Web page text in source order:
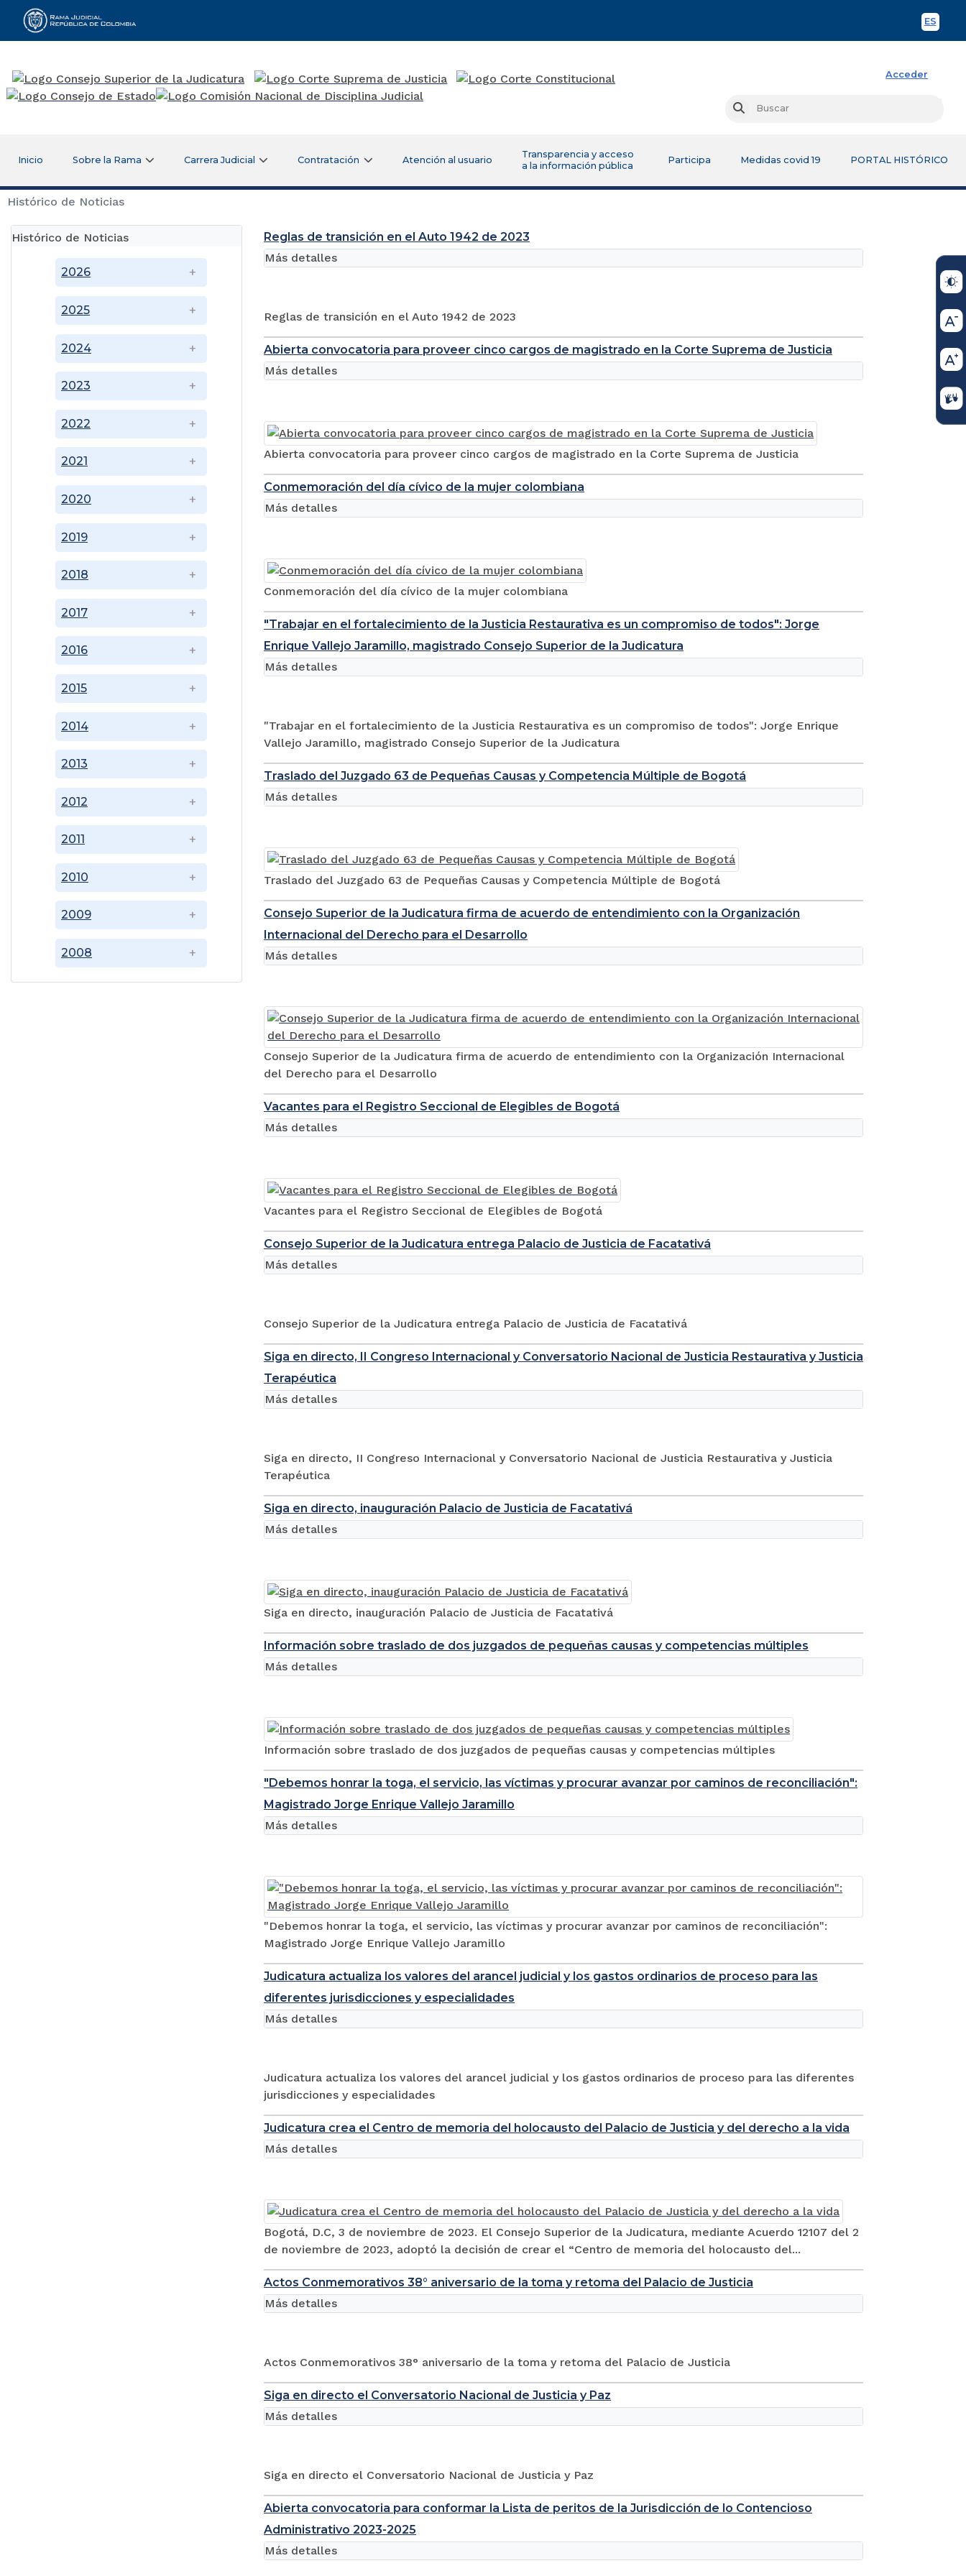
ES
Rama Judicial
Acceder
Buscar
Inicio Sobre la Rama Carrera Judicial Contratación Atención al usuario
Transparencia y acceso
a la información pública
Participa Medidas covid 19 PORTAL HISTÓRICO
Histórico de Noticias
Histórico de Noticias
2008
2009
2010
2011
2012
2013
2014
2015
2016
2017
2018
2019
2020
2021
2022
2023
2024
2025
2026
Reglas de transición en el Auto 1942 de 2023
Reglas de transición en el Auto 1942 de 2023
Más detalles
Abierta convocatoria para proveer cinco cargos de magistrado en la Corte Suprema de Justicia
Abierta convocatoria para proveer cinco cargos de magistrado en la Corte Suprema de Justicia
Más detalles
Conmemoración del día cívico de la mujer colombiana
Conmemoración del día cívico de la mujer colombiana
Más detalles
"Trabajar en el fortalecimiento de la Justicia Restaurativa es un compromiso de todos": Jorge
Enrique Vallejo Jaramillo, magistrado Consejo Superior de la Judicatura
"Trabajar en el fortalecimiento de la Justicia Restaurativa es un compromiso de todos": Jorge Enrique
Vallejo Jaramillo, magistrado Consejo Superior de la Judicatura
Más detalles
Traslado del Juzgado 63 de Pequeñas Causas y Competencia Múltiple de Bogotá
Traslado del Juzgado 63 de Pequeñas Causas y Competencia Múltiple de Bogotá
Más detalles
Consejo Superior de la Judicatura firma de acuerdo de entendimiento con la Organización
Internacional del Derecho para el Desarrollo
Consejo Superior de la Judicatura firma de acuerdo de entendimiento con la Organización Internacional
del Derecho para el Desarrollo
Más detalles
Vacantes para el Registro Seccional de Elegibles de Bogotá
Vacantes para el Registro Seccional de Elegibles de Bogotá
Más detalles
Consejo Superior de la Judicatura entrega Palacio de Justicia de Facatativá
Consejo Superior de la Judicatura entrega Palacio de Justicia de Facatativá
Más detalles
Siga en directo, II Congreso Internacional y Conversatorio Nacional de Justicia Restaurativa y Justicia
Terapéutica
Siga en directo, II Congreso Internacional y Conversatorio Nacional de Justicia Restaurativa y Justicia
Terapéutica
Más detalles
Siga en directo, inauguración Palacio de Justicia de Facatativá
Siga en directo, inauguración Palacio de Justicia de Facatativá
Más detalles
Información sobre traslado de dos juzgados de pequeñas causas y competencias múltiples
Información sobre traslado de dos juzgados de pequeñas causas y competencias múltiples
Más detalles
"Debemos honrar la toga, el servicio, las víctimas y procurar avanzar por caminos de reconciliación":
Magistrado Jorge Enrique Vallejo Jaramillo
"Debemos honrar la toga, el servicio, las víctimas y procurar avanzar por caminos de reconciliación":
Magistrado Jorge Enrique Vallejo Jaramillo
Más detalles
Judicatura actualiza los valores del arancel judicial y los gastos ordinarios de proceso para las
diferentes jurisdicciones y especialidades
Judicatura actualiza los valores del arancel judicial y los gastos ordinarios de proceso para las diferentes
jurisdicciones y especialidades
Más detalles
Judicatura crea el Centro de memoria del holocausto del Palacio de Justicia y del derecho a la vida
Bogotá, D.C, 3 de noviembre de 2023. El Consejo Superior de la Judicatura, mediante Acuerdo 12107 del 2
de noviembre de 2023, adoptó la decisión de crear el “Centro de memoria del holocausto del...
Más detalles
Actos Conmemorativos 38° aniversario de la toma y retoma del Palacio de Justicia
Actos Conmemorativos 38° aniversario de la toma y retoma del Palacio de Justicia
Más detalles
Siga en directo el Conversatorio Nacional de Justicia y Paz
Siga en directo el Conversatorio Nacional de Justicia y Paz
Más detalles
Abierta convocatoria para conformar la Lista de peritos de la Jurisdicción de lo Contencioso
Administrativo 2023-2025
Más detalles